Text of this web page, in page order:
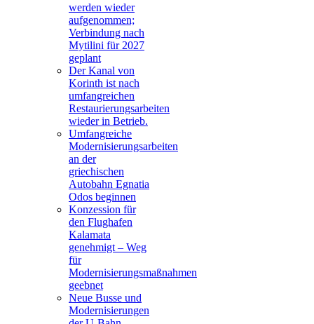
werden wieder
aufgenommen;
Verbindung nach
Mytilini für 2027
geplant
Der Kanal von
Korinth ist nach
umfangreichen
Restaurierungsarbeiten
wieder in Betrieb.
Umfangreiche
Modernisierungsarbeiten
an der
griechischen
Autobahn Egnatia
Odos beginnen
Konzession für
den Flughafen
Kalamata
genehmigt – Weg
für
Modernisierungsmaßnahmen
geebnet
Neue Busse und
Modernisierungen